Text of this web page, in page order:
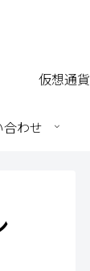
仮想通貨
合わせ